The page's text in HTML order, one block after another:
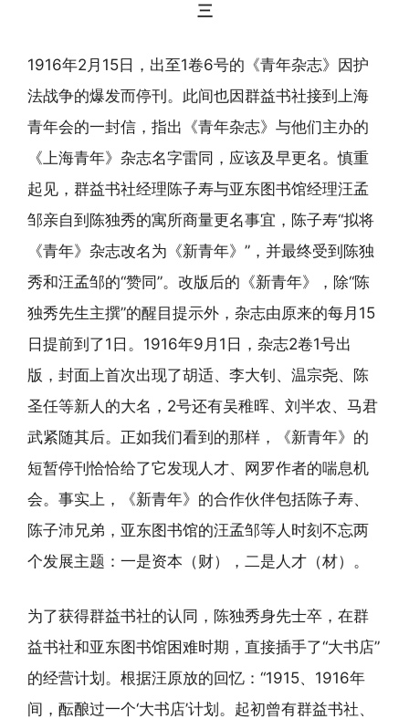
三
1916年2月15日，出至1卷6号的《青年杂志》因护
法战争的爆发而停刊。此间也因群益书社接到上海
青年会的一封信，指出《青年杂志》与他们主办的
《上海青年》杂志名字雷同，应该及早更名。慎重
起见，群益书社经理陈子寿与亚东图书馆经理汪孟
邹亲自到陈独秀的寓所商量更名事宜，陈子寿“拟将
《青年》杂志改名为《新青年》”，并最终受到陈独
秀和汪孟邹的“赞同”。改版后的《新青年》，除“陈
独秀先生主撰”的醒目提示外，杂志由原来的每月15
日提前到了1日。1916年9月1日，杂志2卷1号出
版，封面上首次出现了胡适、李大钊、温宗尧、陈
圣任等新人的大名，2号还有吴稚晖、刘半农、马君
武紧随其后。正如我们看到的那样，《新青年》的
短暂停刊恰恰给了它发现人才、网罗作者的喘息机
会。事实上，《新青年》的合作伙伴包括陈子寿、
陈子沛兄弟，亚东图书馆的汪孟邹等人时刻不忘两
个发展主题：一是资本（财），二是人才（材）。
为了获得群益书社的认同，陈独秀身先士卒，在群
益书社和亚东图书馆困难时期，直接插手了“大书店”
的经营计划。根据汪原放的回忆：“1915、1916年
间，酝酿过一个‘大书店’计划。起初曾有群益书社、